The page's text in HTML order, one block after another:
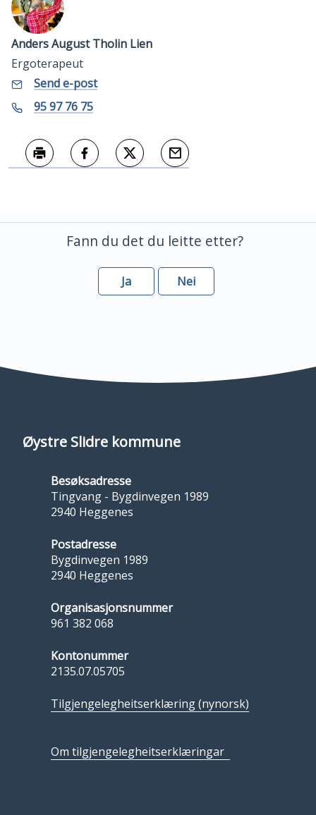
Anders August Tholin Lien
Ergoterapeut
E-
post
Send e-posttil
Anders
Mobil
95 97 76 75
Fann du det du leitte etter?
Ja Nei
Øystre Slidre kommune
Besøksadresse
Tingvang - Bygdinvegen 1989
2940 Heggenes
Postadresse
Bygdinvegen 1989
2940 Heggenes
Organisasjonsnummer
961 382 068
Kontonummer
2135.07.05705
Tilgjengelegheitserklæring (nynorsk)
Om tilgjengelegheitserklæringar